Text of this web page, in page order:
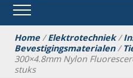
Home/Elektrotechniek/
Bevestigingsmaterialen/
300×4.8mm Nylon
stuks